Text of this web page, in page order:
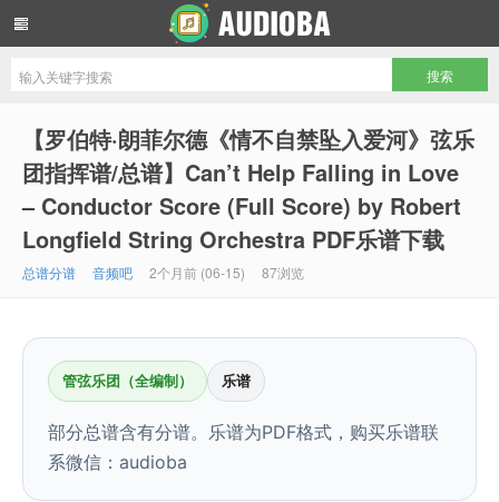
【罗伯特·朗菲尔德《情不自禁坠入爱河》弦乐
团指挥谱/总谱】Can’t Help Falling in Love
– Conductor Score (Full Score) by Robert
Longfield String Orchestra PDF乐谱下载
总谱分谱 音频吧 2个月前 (06-15) 87浏览
管弦乐团（全编制） 乐谱
部分总谱含有分谱。乐谱为PDF格式，购买乐谱联
系微信：audioba